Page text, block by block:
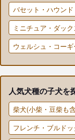
バセット・ハウンド
ミニチュア・ダック
ウェルシュ・コーギ
人気犬種の子犬を
柴犬(小柴・豆柴も
フレンチ・ブルドッ